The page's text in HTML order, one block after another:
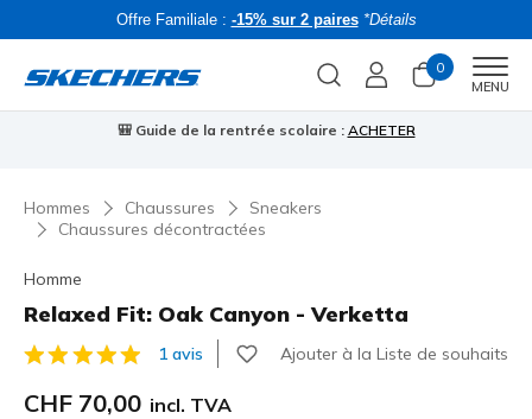
Offre Familiale : -15% sur 2 paires *Détails
0
MENU
🎒 Guide de la rentrée scolaire : ACHETER
Hommes Chaussures
Sneakers
Chaussures décontractées
Homme
Relaxed Fit: Oak Canyon - Verketta
Évaluation client 4.5 sur 5
1 avis Ajouter à la Liste de souhaits
CHF 70,00 incl. TVA